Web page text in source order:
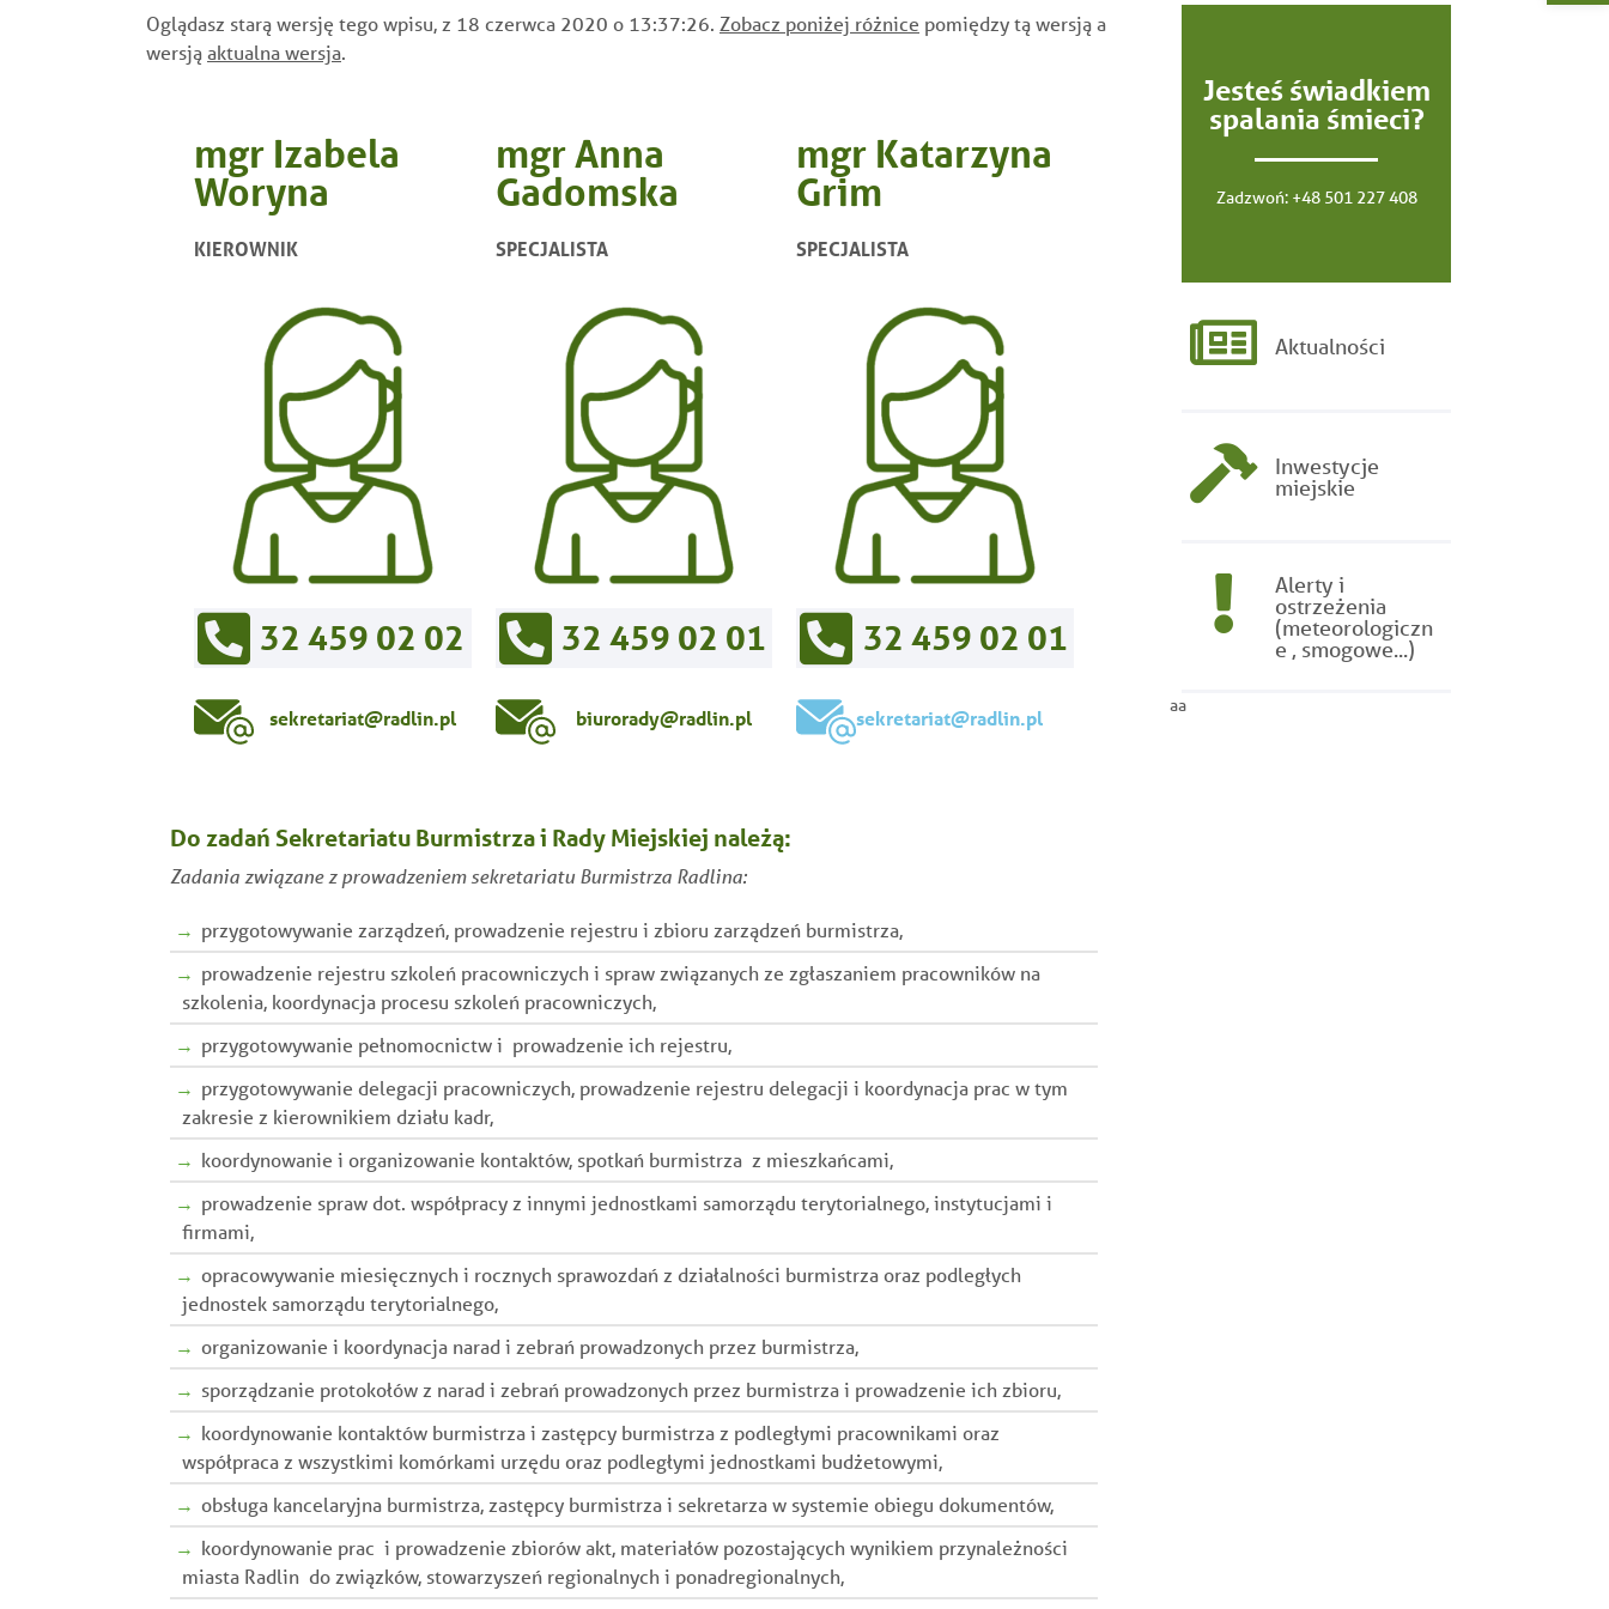
Oglądasz starą wersję tego wpisu, z 18 czerwca 2020 o 13:37:26. Zobacz poniżej różnice pomiędzy tą wersją a
wersjąaktualna wersja.
mgr Izabela
Woryna
KIEROWNIK
32 459 02 02
sekretariat@radlin.pl
mgr Anna
Gadomska
SPECJALISTA
32 459 02 01
biurorady@radlin.pl
mgr Katarzyna
Grim
SPECJALISTA
32 459 02 01
sekretariat@radlin.pl
Do zadań Sekretariatu Burmistrza i Rady Miejskiej należą:
Zadania związane z prowadzeniem sekretariatu Burmistrza Radlina:
przygotowywanie zarządzeń, prowadzenie rejestru i zbioru zarządzeń burmistrza,
prowadzenie rejestru szkoleń pracowniczych i spraw związanych ze zgłaszaniem pracowników na
szkolenia, koordynacja procesu szkoleń pracowniczych,
przygotowywanie pełnomocnictw i prowadzenie ich rejestru,
przygotowywanie delegacji pracowniczych, prowadzenie rejestru delegacji i koordynacja prac w tym
zakresie z kierownikiem działu kadr,
koordynowanie i organizowanie kontaktów, spotkań burmistrza z mieszkańcami,
prowadzenie spraw dot. współpracy z innymi jednostkami samorządu terytorialnego, instytucjami i
firmami,
opracowywanie miesięcznych i rocznych sprawozdań z działalności burmistrza oraz podległych
jednostek samorządu terytorialnego,
organizowanie i koordynacja narad i zebrań prowadzonych przez burmistrza,
sporządzanie protokołów z narad i zebrań prowadzonych przez burmistrza i prowadzenie ich zbioru,
koordynowanie kontaktów burmistrza i zastępcy burmistrza z podległymi pracownikami oraz
współpraca z wszystkimi komórkami urzędu oraz podległymi jednostkami budżetowymi,
obsługa kancelaryjna burmistrza, zastępcy burmistrza i sekretarza w systemie obiegu dokumentów,
koordynowanie prac i prowadzenie zbiorów akt, materiałów pozostających wynikiem przynależności
miasta Radlin do związków, stowarzyszeń regionalnych i ponadregionalnych,
Jesteś świadkiem
spalania śmieci?
Zadzwoń: +48 501 227 408
Aktualności
Inwestycje
miejskie
Alerty i
ostrzeżenia
(meteorologiczn
e , smogowe...)
aa